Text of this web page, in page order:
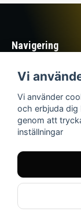
Navigering
Om Sillastrybarna
Returer
Sociala medier
Vi
Vi använder
och erbjuda dig
genom att
inställningar